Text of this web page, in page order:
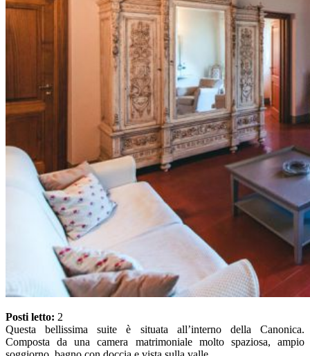
Posti letto: 2
Questa bellissima suite è situata all’interno della Canonica.
Composta da una camera matrimoniale molto spaziosa, ampio